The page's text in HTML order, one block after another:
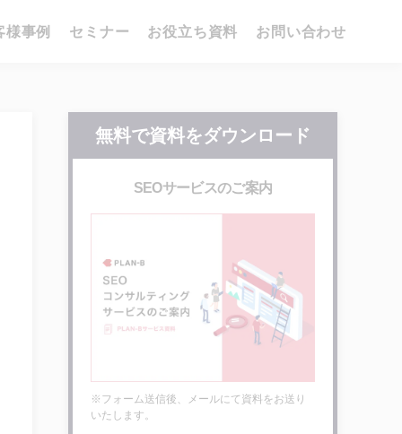
様事例 セミナー お役立ち資料 お問い合わせ
無料で資料をダウンロード
SEOサービスのご案内
※フォーム送信後、メールにて資料をお送り
いたします。